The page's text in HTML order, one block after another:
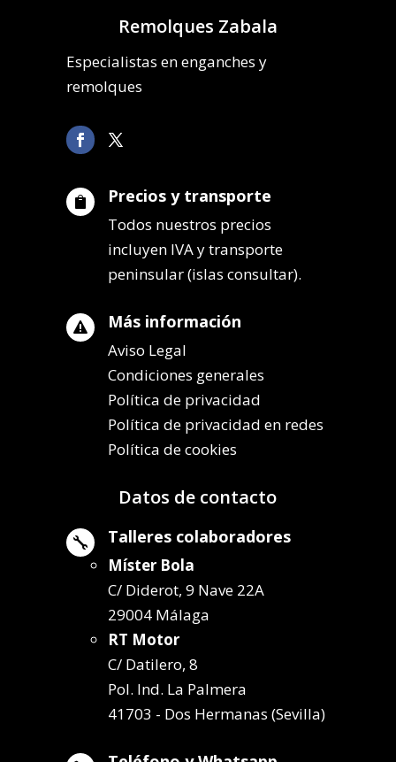
Remolques Zabala
Especialistas en enganches y
remolques
 Precios y transporte
Todos nuestros precios
incluyen IVA y transporte
peninsular (islas consultar).
 Más información
Aviso Legal
Condiciones generales
Política de privacidad
Política de privacidad en redes
Política de cookies
Datos de contacto
 Talleres colaboradores
Míster Bola
C/ Diderot, 9 Nave 22A
29004 Málaga
RT Motor
C/ Datilero, 8
Pol. Ind. La Palmera
41703 - Dos Hermanas (Sevilla)